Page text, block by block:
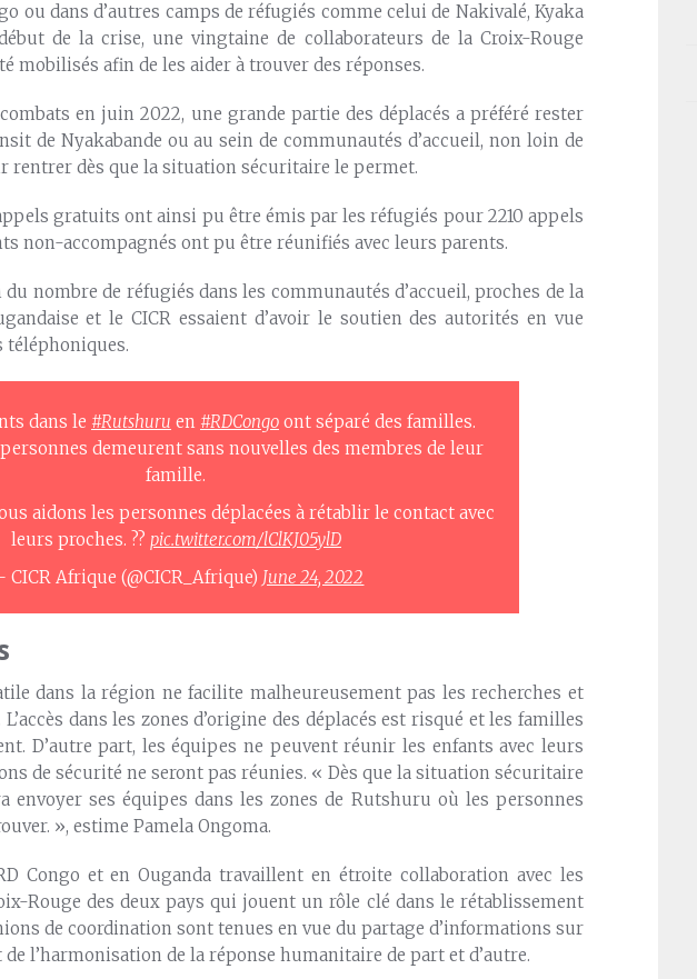
ou dans d’autres camps de réfugiés comme celui de Nakivalé, Kyaka
de la crise, une vingtaine de collaborateurs de la Croix-Rouge
mobilisés afin de les aider à trouver des réponses.
en juin 2022, une grande partie des déplacés a préféré rester
de Nyakabande ou au sein de communautés d’accueil, non loin de
rentrer dès que la situation sécuritaire le permet.
gratuits ont ainsi pu être émis par les réfugiés pour 2210 appels
non-accompagnés ont pu être réunifiés avec leurs parents.
nombre de réfugiés dans les communautés d’accueil, proches de la
et le CICR essaient d’avoir le soutien des autorités en vue
téléphoniques.
dans le #Rutshuru en #RDCongoont séparé des familles.
demeurent sans nouvelles des membres de leur
famille.
aidons les personnes déplacées à rétablir le contact avec
leurs proches. ?? pic.twitter.com/lClKJ05ylD
CICR Afrique (@CICR_Afrique) June 24, 2022
dans la région ne facilite malheureusement pas les recherches et
dans les zones d’origine des déplacés est risqué et les familles
D’autre part, les équipes ne peuvent réunir les enfants avec leurs
de sécurité ne seront pas réunies. « Dès que la situation sécuritaire
envoyer ses équipes dans les zones de Rutshuru où les personnes
», estime Pamela Ongoma.
Congo et en Ouganda travaillent en étroite collaboration avec les
Rouge des deux pays qui jouent un rôle clé dans le rétablissement
de coordination sont tenues en vue du partage d’informations sur
l’harmonisation de la réponse humanitaire de part et d’autre.